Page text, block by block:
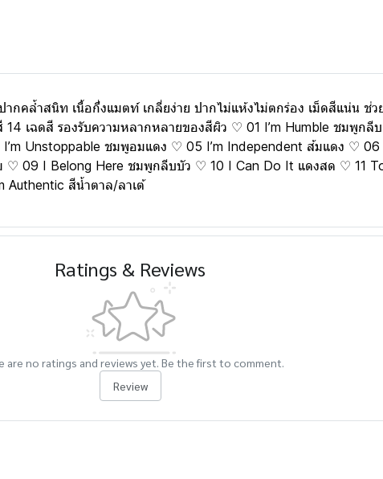
คล้ำสนิท เนื้อกึ่งแมตท์ เกลี่ยง่าย ปากไม่แห้งไม่ตกร่อง เม็ดสีแน่น ช่ว
เฉดสี รองรับความหลากหลายของสีผิว ♡ 01 I’m Humble ชมพูก
Unstoppable ชมพูอมแดง ♡ 05 I’m Independent ส้มแดง ♡
♡ 09 I Belong Here ชมพูกลีบบัว ♡ 10 I Can Do It แดงสด ♡ 11
Authentic สีน้ำตาล/ลาเต้
Ratings & Reviews
are no ratings and reviews yet. Be the first to comment.
Review